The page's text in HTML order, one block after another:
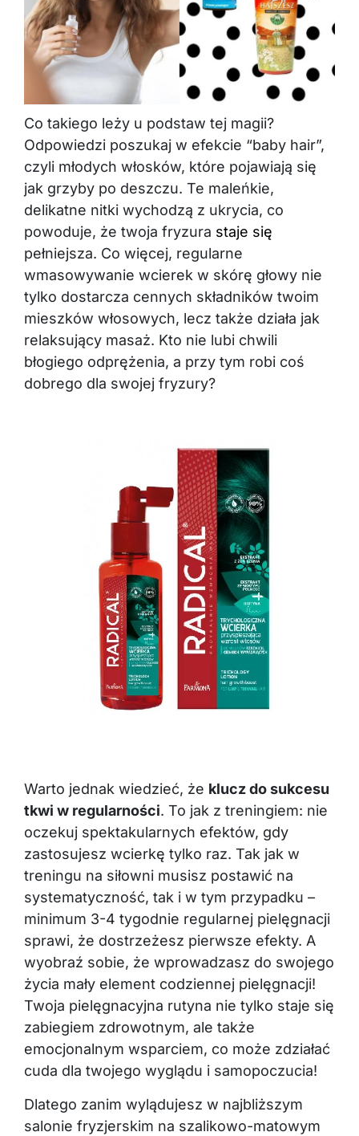
Co takiego leży u podstaw tej magii?
Odpowiedzi poszukaj w efekcie “baby hair”,
czyli młodych włosków, które pojawiają się
jak grzyby po deszczu. Te maleńkie,
delikatne nitki wychodzą z ukrycia, co
powoduje, że twoja fryzura staje się
pełniejsza. Co więcej, regularne
wmasowywanie wcierek w skórę głowy nie
tylko dostarcza cennych składników twoim
mieszków włosowych, lecz także działa jak
relaksujący masaż. Kto nie lubi chwili
błogiego odprężenia, a przy tym robi coś
dobrego dla swojej fryzury?
Warto jednak wiedzieć, że klucz do sukcesu
tkwi w regularności. To jak z treningiem: nie
oczekuj spektakularnych efektów, gdy
zastosujesz wcierkę tylko raz. Tak jak w
treningu na siłowni musisz postawić na
systematyczność, tak i w tym przypadku –
minimum 3-4 tygodnie regularnej pielęgnacji
sprawi, że dostrzeżesz pierwsze efekty. A
wyobraź sobie, że wprowadzasz do swojego
życia mały element codziennej pielęgnacji!
Twoja pielęgnacyjna rutyna nie tylko staje się
zabiegiem zdrowotnym, ale także
emocjonalnym wsparciem, co może zdziałać
cuda dla twojego wyglądu i samopoczucia!
Dlatego zanim wylądujesz w najbliższym
salonie fryzjerskim na szalikowo-matowym